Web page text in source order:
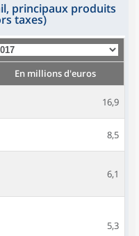
principaux produits
taxes)
En millions d'euros
16,9
8,5
6,1
5,3